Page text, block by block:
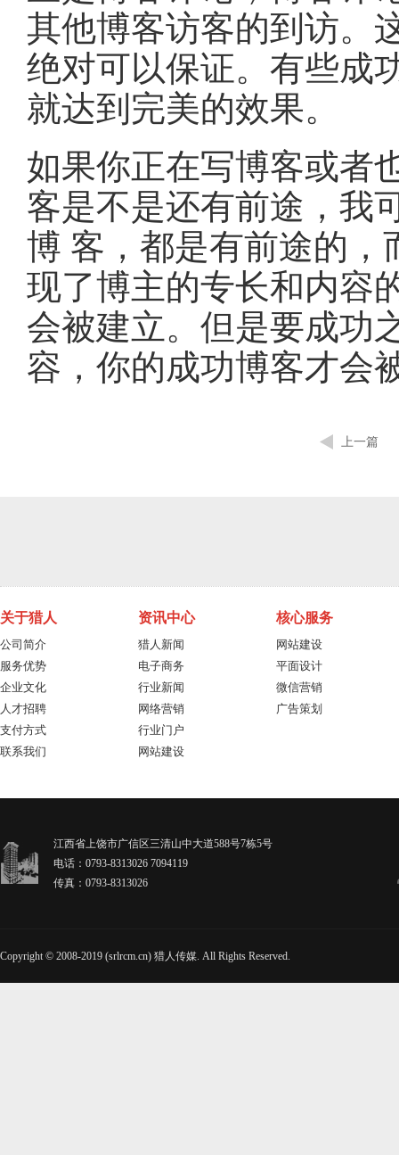
其他博客访客的到访。
绝对可以保证。有些成
就达到完美的效果。
如果你正在写博客或者
客是不是还有前途，我
博 客，都是有前途的
现了博主的专长和内容
会被建立。但是要成功
容，你的成功博客才会
上一篇
关于猎人
公司简介
服务优势
企业文化
人才招聘
支付方式
联系我们
资讯中心
猎人新闻
电子商务
行业新闻
网络营销
行业门户
网站建设
核心服务
网站建设
平面设计
微信营销
广告策划
江西省上饶市广信区三清山中大道588号7栋5号
电话：0793-8313026 7094119
传真：0793-8313026
Copyright © 2008-2019 (srlrcm.cn) 猎人传媒. All Rights Reserved.